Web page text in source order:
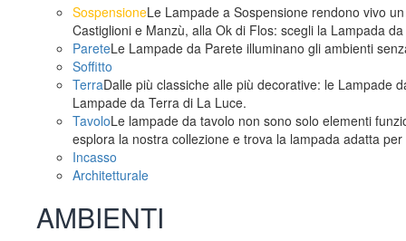
SospensioneLe Lampade a Sospensione rendono vivo
Castiglioni e Manzù, alla Ok di Flos: scegli la Lampada
PareteLe Lampade da Parete illuminano gli ambienti
Soffitto
TerraDalle più classiche alle più decorative: le Lampade
Lampade da Terra di La Luce.
TavoloLe lampade da tavolo non sono solo elementi
esplora la nostra collezione e trova la lampada adatta
Incasso
Architetturale
AMBIENTI